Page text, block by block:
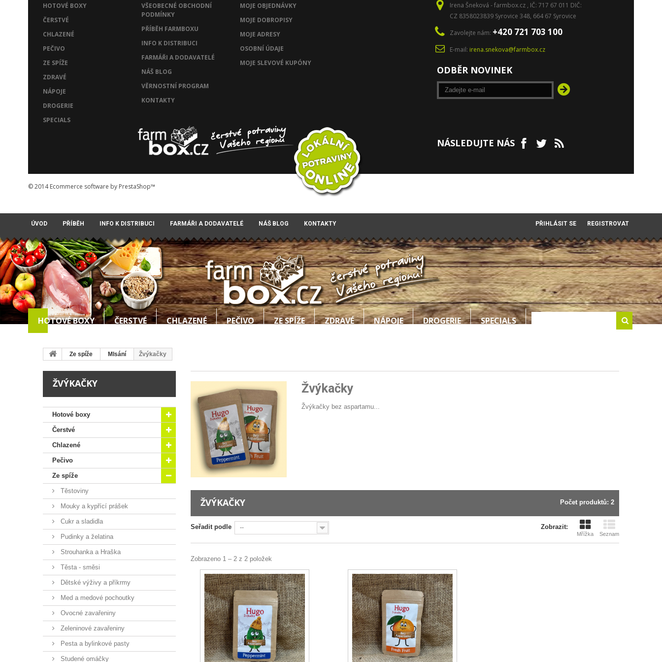
HOTOVÉ BOXY
ČERSTVÉ
CHLAZENÉ
PEČIVO
ZE SPÍŽE
ZDRAVÉ
NÁPOJE
DROGERIE
SPECIALS
VŠEOBECNÉ OBCHODNÍ
PODMÍNKY
PŘÍBĚH FARMBOXU
INFO K DISTRIBUCI
FARMÁŘI A DODAVATELÉ
NÁŠ BLOG
VĚRNOSTNÍ PROGRAM
KONTAKTY
© 2014Ecommerce software by PrestaShop™
MOJE OBJEDNÁVKY
MOJE DOBROPISY
MOJE ADRESY
OSOBNÍ ÚDAJE
MOJE SLEVOVÉ KUPÓNY
Irena Šneková - farmbox.cz , IČ: 717 67 011 DIČ:
CZ 8358023839 Syrovice 348, 664 67 Syrovice
Zavolejte nám: +420 721 703 100
E-mail: irena.snekova@farmbox.cz
ODBĚR NOVINEK
NÁSLEDUJTE NÁS
ÚVOD PŘÍBĚH INFO K DISTRIBUCI FARMÁŘI A DODAVATELÉ NÁŠ BLOG KONTAKTY PŘIHLÁSIT SE REGISTROVAT
HOTOVÉ BOXY ČERSTVÉ CHLAZENÉ PEČIVO ZE SPÍŽE ZDRAVÉ NÁPOJE DROGERIE SPECIALS
Ze spíže Mlsání Žvýkačky
ŽVÝKAČKY
Hotové boxy
Čerstvé
Chlazené
Pečivo
Ze spíže
Těstoviny
Mouky a kypřící prášek
Cukr a sladidla
Pudinky a želatina
Strouhanka a Hraška
Těsta - směsi
Dětské výživy a příkrmy
Med a medové pochoutky
Ovocné zavařeniny
Zeleninové zavařeniny
Pesta a bylinkové pasty
Studené omáčky
Žvýkačky
Žvýkačky bez aspartamu...
ŽVÝKAČKY Počet produktů: 2
Zobrazit:
Mřížka Seznam
Seřadit podle --
Zobrazeno 1 – 2 z 2 položek